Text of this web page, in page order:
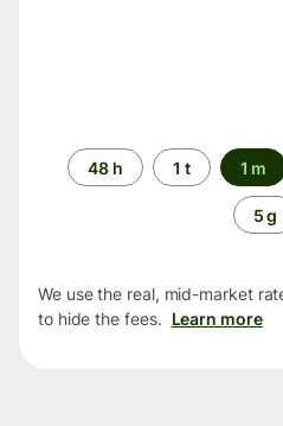
Time
period
48 h 1 t 1 m
5 g
We use the real, mid-market
to hide the fees. Learn more